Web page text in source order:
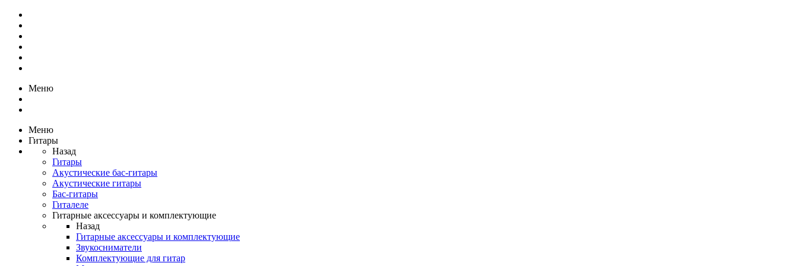
Меню
Меню
Гитары
Назад
Гитары
Акустические бас-гитары
Акустические гитары
Бас-гитары
Гиталеле
Гитарные аксессуары и комплектующие
Назад
Гитарные аксессуары и комплектующие
Звукосниматели
Комплектующие для гитар